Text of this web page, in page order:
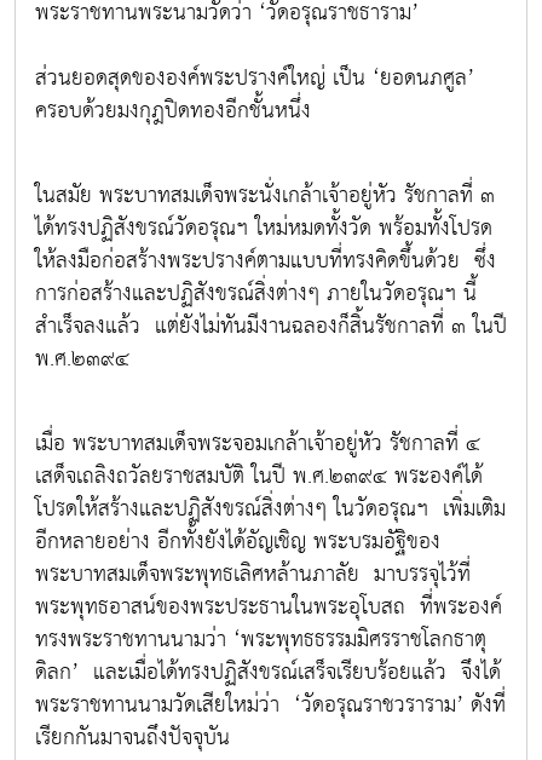
พระราชทานพระนามวัดว่า ‘วัดอรุณราชธาราม’
ส่วนยอดสุดขององค์พระปรางค์ใหญ่ เป็น ‘ยอดนภศูล’
ครอบด้วยมงกุฎปิดทองอีกชั้นหนึ่ง
ในสมัย พระบาทสมเด็จพระนั่งเกล้าเจ้าอยู่หัว รัชกาลที่ ๓
ได้ทรงปฏิสังขรณ์วัดอรุณฯ ใหม่หมดทั้งวัด พร้อมทั้งโปรด
ให้ลงมือก่อสร้างพระปรางค์ตามแบบที่ทรงคิดขึ้นด้วย ซึ่ง
การก่อสร้างและปฏิสังขรณ์สิ่งต่างๆ ภายในวัดอรุณฯ นี้
สำเร็จลงแล้ว แต่ยังไม่ทันมีงานฉลองก็สิ้นรัชกาลที่ ๓ ในปี
พ.ศ.๒๓๙๔
เมื่อ พระบาทสมเด็จพระจอมเกล้าเจ้าอยู่หัว รัชกาลที่ ๔
เสด็จเถลิงถวัลยราชสมบัติ ในปี พ.ศ.๒๓๙๔ พระองค์ได้
โปรดให้สร้างและปฏิสังขรณ์สิ่งต่างๆ ในวัดอรุณฯ เพิ่มเติม
อีกหลายอย่าง อีกทั้งยังได้อัญเชิญ พระบรมอัฐิของ
พระบาทสมเด็จพระพุทธเลิศหล้านภาลัย มาบรรจุไว้ที่
พระพุทธอาสน์ของพระประธานในพระอุโบสถ ที่พระองค์
ทรงพระราชทานนามว่า ‘พระพุทธธรรมมิศรราชโลกธาตุ
ดิลก’ และเมื่อได้ทรงปฏิสังขรณ์เสร็จเรียบร้อยแล้ว จึงได้
พระราชทานนามวัดเสียใหม่ว่า ‘วัดอรุณราชวราราม’ ดังที่
เรียกกันมาจนถึงปัจจุบัน